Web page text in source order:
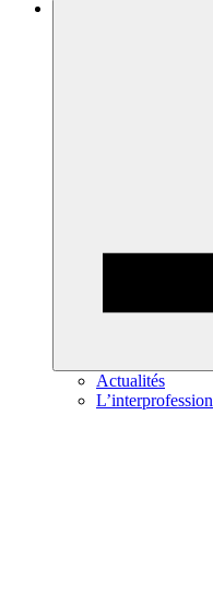
Actualités
L’interprofession